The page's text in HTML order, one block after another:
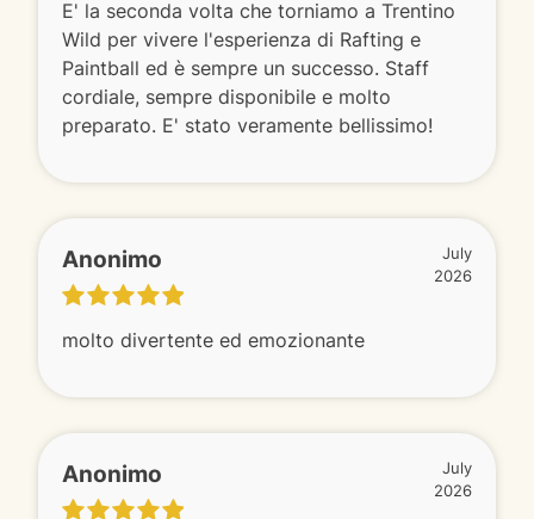
E' la seconda volta che torniamo a Trentino
Wild per vivere l'esperienza di Rafting e
Paintball ed è sempre un successo. Staff
cordiale, sempre disponibile e molto
preparato. E' stato veramente bellissimo!
Anonimo
July
2026
molto divertente ed emozionante
Anonimo
July
2026